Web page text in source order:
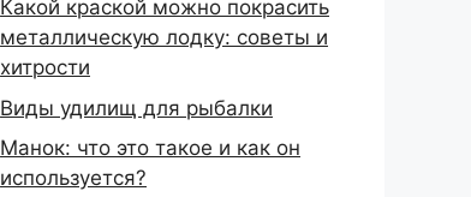
Какой краской можно покрасить
металлическую лодку: советы и
хитрости
Виды удилищ для рыбалки
Манок: что это такое и как он
используется?